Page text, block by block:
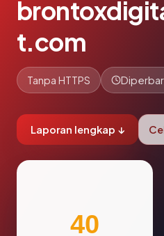
t.com
Tanpa HTTPS
Laporan lengkap ↓
40